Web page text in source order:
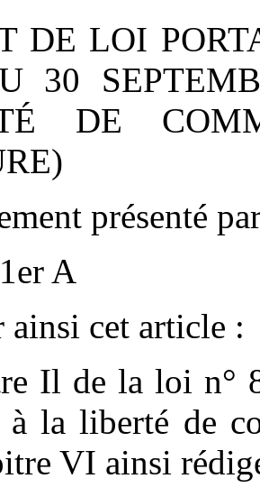
DE LOI
30
DE
présenté
A
ainsi cet article :
Il de la loi n°
à la liberté de
VI ainsi